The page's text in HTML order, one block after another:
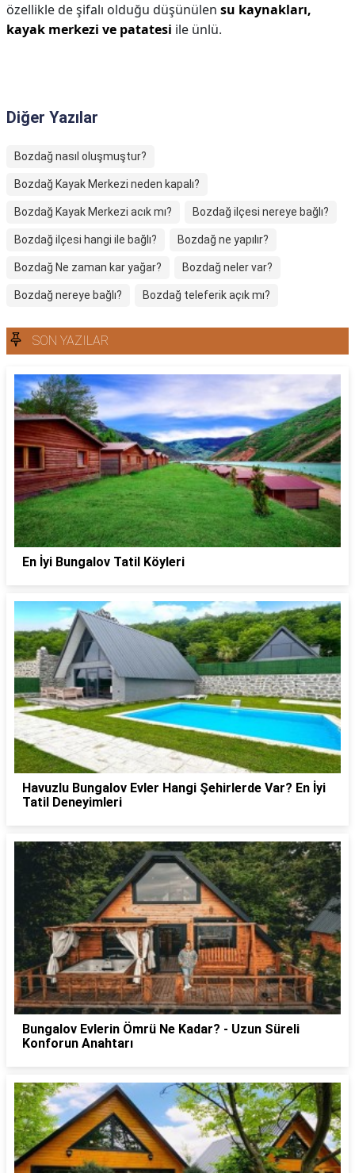
özellikle de şifalı olduğu düşünülen su kaynakları,
kayak merkezi ve patatesi ile ünlü.
Diğer Yazılar
Bozdağ nasıl oluşmuştur?
Bozdağ Kayak Merkezi neden kapalı?
Bozdağ Kayak Merkezi acık mı? Bozdağ ilçesi nereye bağlı?
Bozdağ ilçesi hangi ile bağlı? Bozdağ ne yapılır?
Bozdağ Ne zaman kar yağar? Bozdağ neler var?
Bozdağ nereye bağlı? Bozdağ teleferik açık mı?
SON YAZILAR
En İyi Bungalov Tatil Köyleri
Havuzlu Bungalov Evler Hangi Şehirlerde Var? En İyi
Tatil Deneyimleri
Bungalov Evlerin Ömrü Ne Kadar? - Uzun Süreli
Konforun Anahtarı